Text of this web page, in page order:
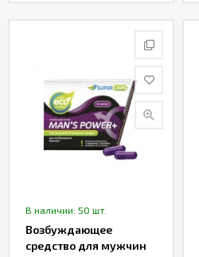
В наличии: 50 шт.
Возбуждающее
средство для мужчин